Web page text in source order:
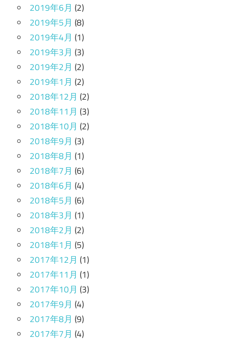
2019年6月 (2)
2019年5月 (8)
2019年4月 (1)
2019年3月 (3)
2019年2月 (2)
2019年1月 (2)
2018年12月 (2)
2018年11月 (3)
2018年10月 (2)
2018年9月 (3)
2018年8月 (1)
2018年7月 (6)
2018年6月 (4)
2018年5月 (6)
2018年3月 (1)
2018年2月 (2)
2018年1月 (5)
2017年12月 (1)
2017年11月 (1)
2017年10月 (3)
2017年9月 (4)
2017年8月 (9)
2017年7月 (4)